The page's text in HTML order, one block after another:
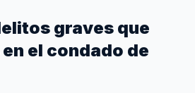
graves que
el condado de